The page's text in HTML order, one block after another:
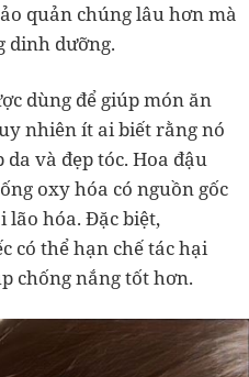
quản chúng lâu hơn mà
dinh dưỡng.
dùng để giúp món ăn
nhiên ít ai biết rằng nó
và đẹp tóc. Hoa đậu
oxy hóa có nguồn gốc
lão hóa. Đặc biệt,
có thể hạn chế tác hại
chống nắng tốt hơn.